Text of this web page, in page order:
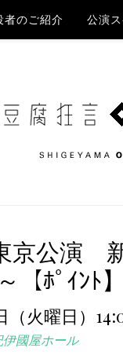
者のご紹介 公演
公演 新
【ﾎﾟｲﾝﾄ】
（火曜日）
伊國屋ホール